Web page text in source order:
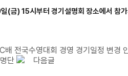
(금) 15시부터 경기설명회 장소에서 참
전국수영대회 경영 경기일정 변경
단
다음글